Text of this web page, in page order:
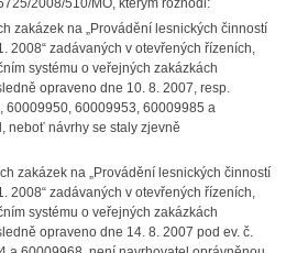
2008/510/MO, kterým rozhodl:
zakázek na „Provádění lesnických činností
2008“ zadávaných v otevřených řízeních,
systému o veřejných zakázkách
opraveno dne 10. 8. 2007, resp.
60009950, 60009953, 60009985 a
neboť návrhy se staly zjevně
zakázek na „Provádění lesnických činností
2008“ zadávaných v otevřených řízeních,
systému o veřejných zakázkách
opraveno dne 14. 8. 2007 pod ev. č.